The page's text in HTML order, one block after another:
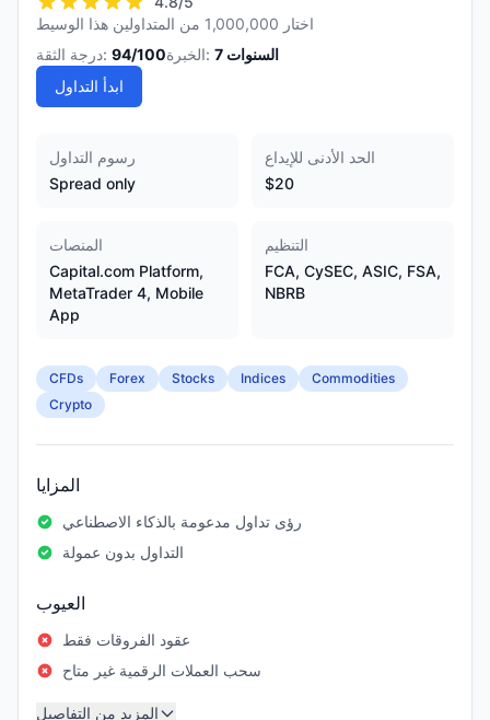
اختار 1,000,000 من المتداولين هذا الوسيط
درجة الثقة: 94/100 الخبرة: 7 السنوات
ابدأ التداول
رسوم التداول
Spread only
الحد الأدنى للإيداع
$20
المنصات
Capital.com Platform,
MetaTrader 4, Mobile
App
التنظيم
FCA, CySEC, ASIC, FSA,
NBRB
CFDs Forex Stocks Indices
Commodities
Crypto
المزايا
رؤى تداول مدعومة بالذكاء الاصطناعي
التداول بدون عمولة
العيوب
عقود الفروقات فقط
سحب العملات الرقمية غير متاح
المزيد من التفاصيل